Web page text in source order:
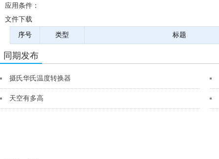
应用条件：
文件下载
序号 类型 标题
同期发布
摄氏华氏温度转换器
天空有多高